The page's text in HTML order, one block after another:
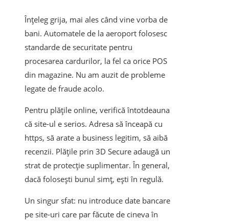
Înțeleg grija, mai ales când vine vorba de
bani. Automatele de la aeroport folosesc
standarde de securitate pentru
procesarea cardurilor, la fel ca orice POS
din magazine. Nu am auzit de probleme
legate de fraude acolo.
Pentru plățile online, verifică întotdeauna
că site-ul e serios. Adresa să înceapă cu
https, să arate a business legitim, să aibă
recenzii. Plățile prin 3D Secure adaugă un
strat de protecție suplimentar. În general,
dacă folosești bunul simț, ești în regulă.
Un singur sfat: nu introduce date bancare
pe site-uri care par făcute de cineva în